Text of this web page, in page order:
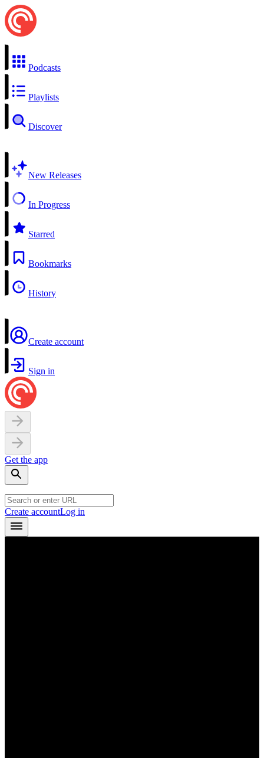
Podcasts
Playlists
Discover
New Releases
In Progress
Starred
Bookmarks
History
Create account
Sign in
Get the app
Create accountLog in